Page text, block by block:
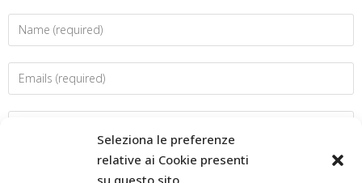
Seleziona le preferenze
relative ai Cookie presenti
su questo sito